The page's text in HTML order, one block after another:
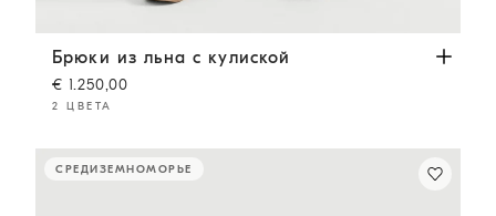
Брюки из льна с кулиской Забайоне Жёлтый
Брюки из льна с кулиской
€ 1.250,00
2 ЦВЕТА
СРЕДИЗЕМНОМОРЬЕ